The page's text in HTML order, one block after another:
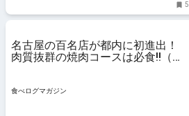
5
名古屋の百名店が都内に初進出！
肉質抜群の焼肉コースは必食!!（東
食べログマガジン